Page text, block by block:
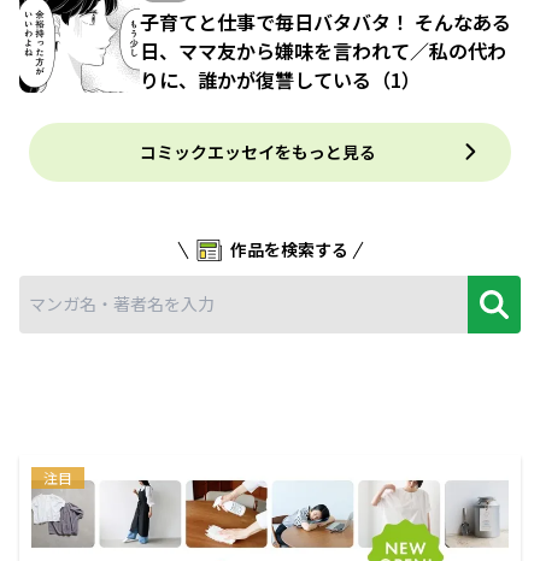
子育てと仕事で毎日バタバタ！ そんなある
日、ママ友から嫌味を言われて／私の代わ
りに、誰かが復讐している（1）
コミックエッセイをもっと見る
作品を検索する
注目